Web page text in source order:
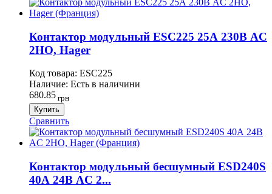
Контактор модульный ESC225 25А 230В AC
2НО, Hager
Код товара: ESC225
Наличие: Есть в наличини
680.85 грн
Купить
Сравнить
Контактор модульный бесшумный ESD240S
40А 24В AC 2...